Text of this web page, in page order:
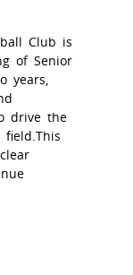
Club is
of Senior
years,
drive the